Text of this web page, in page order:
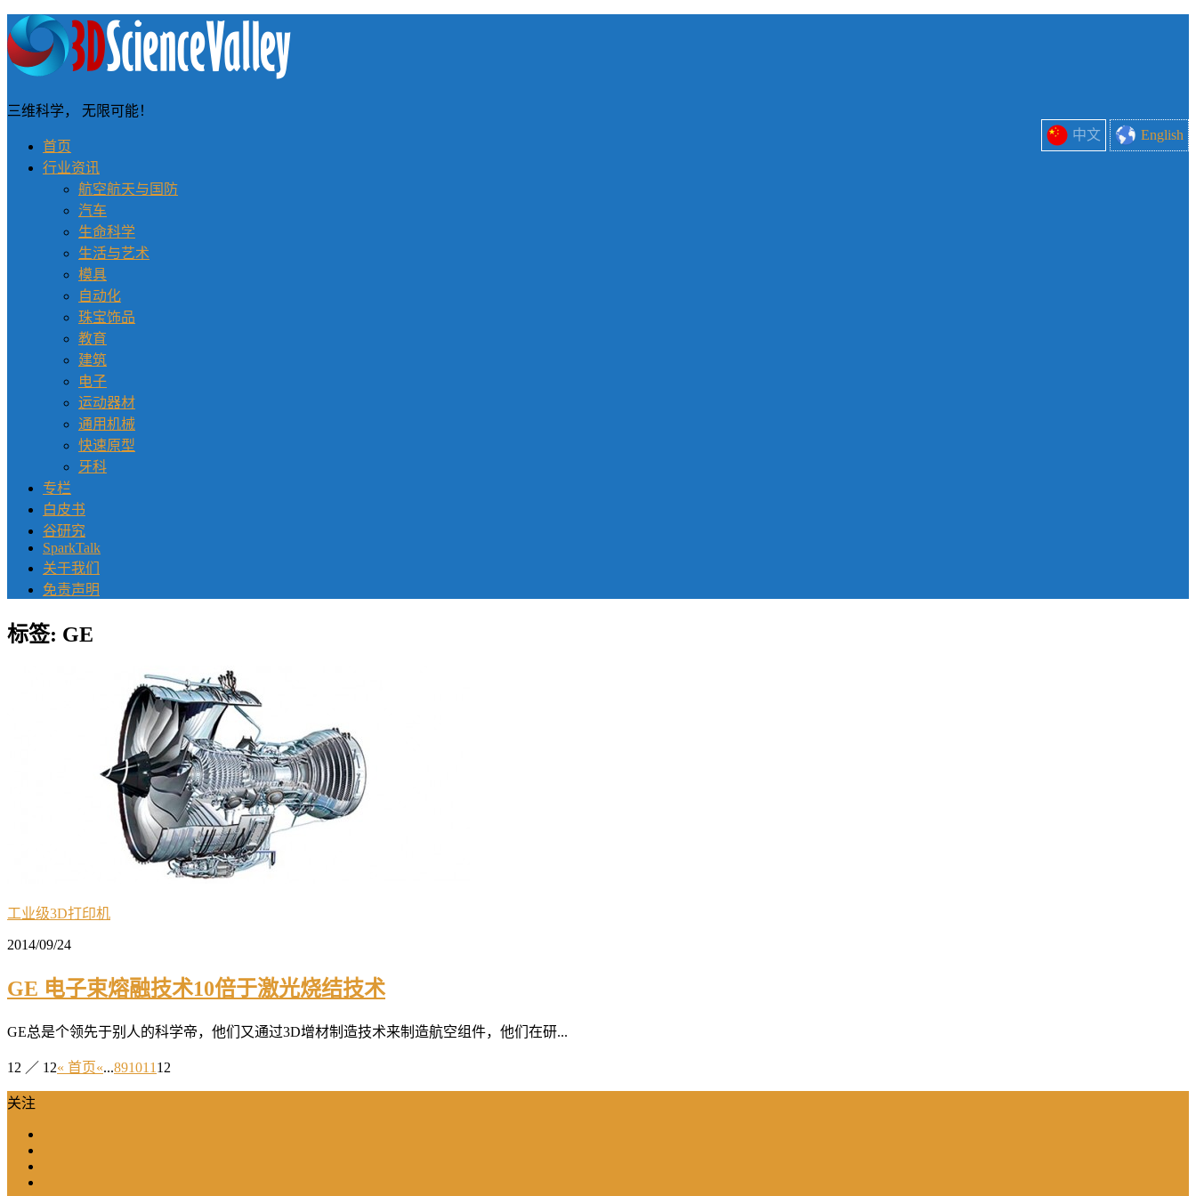
中文 English
三维科学， 无限可能！
首页
行业资讯
航空航天与国防
汽车
生命科学
生活与艺术
模具
自动化
珠宝饰品
教育
建筑
电子
运动器材
通用机械
快速原型
牙科
专栏
白皮书
谷研究
SparkTalk
关于我们
免责声明
标签: GE
工业级3D打印机
2014/09/24
GE 电子束熔融技术10倍于激光烧结技术
GE总是个领先于别人的科学帝，他们又通过3D增材制造技术来制造航空组件，他们在研...
12 ／ 12« 首页«...891011 12
关注